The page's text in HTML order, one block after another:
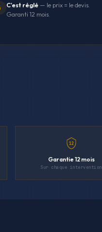
C'est réglé — le prix = le devis.
Garanti 12 mois.
12
Garantie 12 mois
Sur chaque intervention